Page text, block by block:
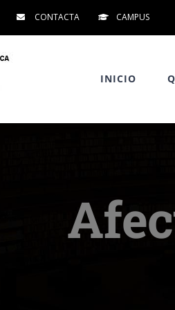
CONTACTA CAMPUS
INICIO